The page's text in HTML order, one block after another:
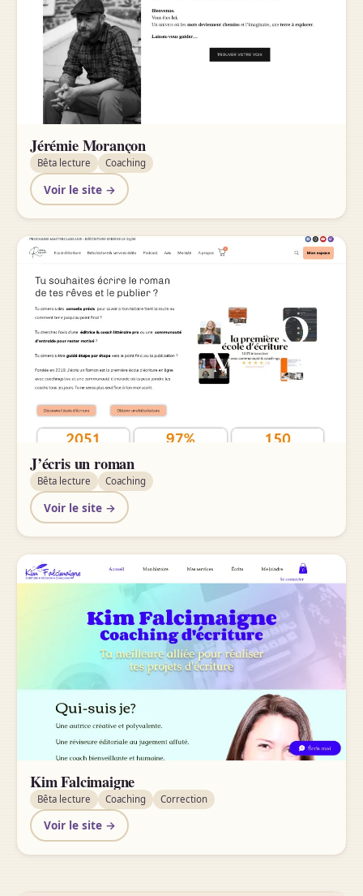
Jérémie Morançon
Bêta lecture Coaching
Voir le site →
J’écris un roman
Bêta lecture Coaching
Voir le site →
Kim Falcimaigne
Bêta lecture Coaching Correction
Voir le site →